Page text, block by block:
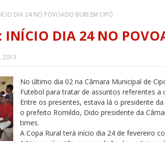
DIA 24 NO POVOADO BURI EM CIPÓ
INÍCIO DIA 24 NO
2013
No último dia 02 na Câmara Municipal de
Futebol para tratar de assuntos referentes a
Entre os presentes, estava lá o presidente
o prefeito Romildo, Dido presidente da
times.
A Copa Rural terá início dia 24 de fevereiro